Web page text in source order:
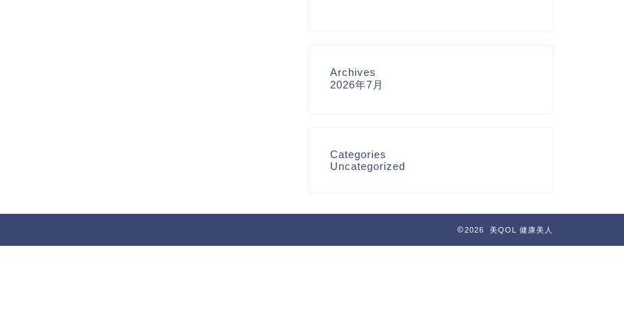
Archives
2026年7月
Categories
Uncategorized
2026 美QOL 健康美人